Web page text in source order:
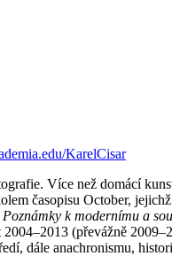
KarelCisar
Více než domácí
časopisu October,
k modernímu a
(převážně
dále anachronismu,